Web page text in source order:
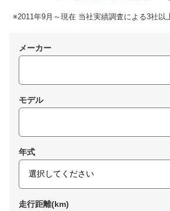
※2011年9月～現在 当社実績調査による3社以
メーカー
モデル
年式
走行距離(km)